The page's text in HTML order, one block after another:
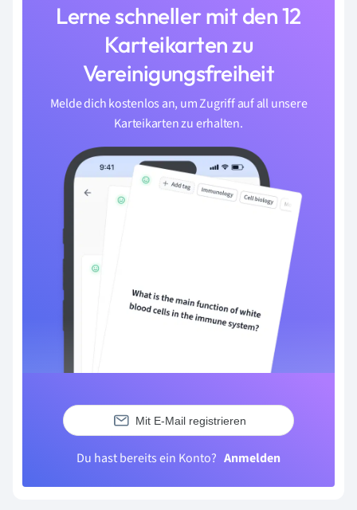
Lerne schneller mit den 12
Karteikarten zu
Vereinigungsfreiheit
Melde dich kostenlos an, um Zugriff auf all unsere
Karteikarten zu erhalten.
Mit E-Mail registrieren
Du hast bereits ein Konto? Anmelden